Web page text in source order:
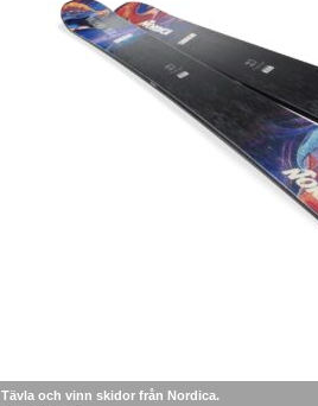
Tävla och vinn skidor från Nordica.